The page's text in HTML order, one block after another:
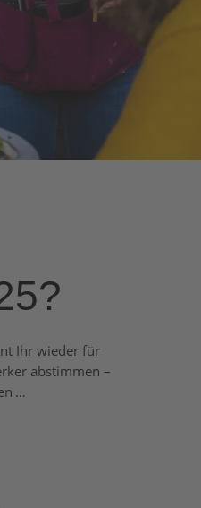
Ihr wieder für
abstimmen –
…